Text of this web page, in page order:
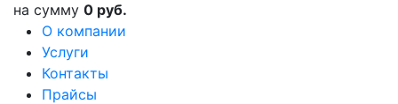
на сумму 0 руб.
О компании
Услуги
Контакты
Прайсы